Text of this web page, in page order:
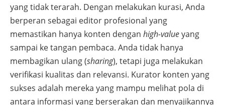
yang tidak terarah. Dengan melakukan kurasi, Anda
berperan sebagai editor profesional yang
memastikan hanya konten dengan high-valueyang
sampai ke tangan pembaca. Anda tidak hanya
membagikan ulang (sharing), tetapi juga melakukan
verifikasi kualitas dan relevansi. Kurator konten yang
sukses adalah mereka yang mampu melihat pola di
antara informasi yang berserakan dan menyajikannya